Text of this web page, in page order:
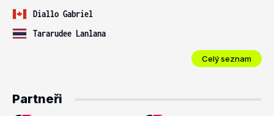
Diallo Gabriel
Tararudee Lanlana
Celý seznam
Partneři